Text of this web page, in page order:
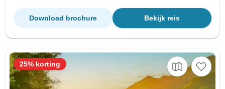
Bekijk reis
Download brochure
25% korting